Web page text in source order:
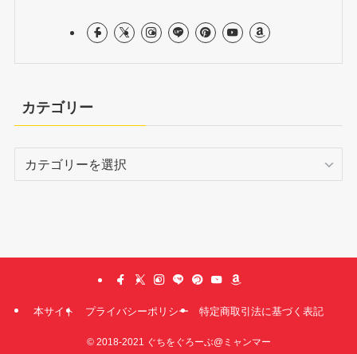
カテゴリー
本サイト プライバシーポリシー 特定商取引法に基づく表記
©2018-2021 ぐちをぐろーぶ@ミャンマー